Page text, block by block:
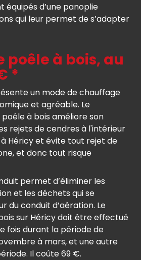
équipés d’une panoplie
qui leur permet de s’adapter
poêle à bois, au
*
un mode de chauffage
et agréable. Le
à bois améliore son
rejets de cendres à l'intérieur
Héricy et évite tout rejet de
et donc tout risque
permet d’éliminer les
et les déchets qui se
du conduit d’aération. Le
sur Héricy doit être effectué
fois durant la période de
à mars, et une autre
Il coûte 69 €.